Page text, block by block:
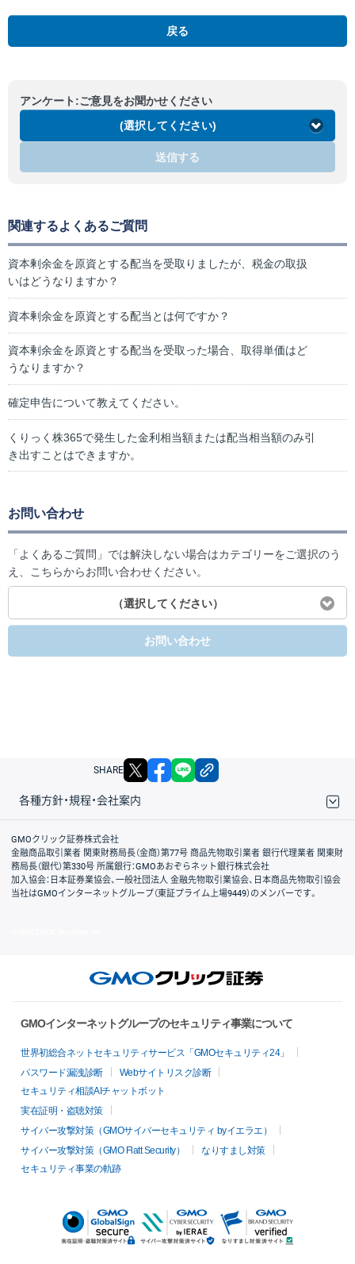
戻る
アンケート:ご意見をお聞かせください
(選択してください)
送信する
関連するよくあるご質問
資本剰余金を原資とする配当を受取りましたが、税金の取扱
いはどうなりますか？
資本剰余金を原資とする配当とは何ですか？
資本剰余金を原資とする配当を受取った場合、取得単価はど
うなりますか？
確定申告について教えてください。
くりっく株365で発生した金利相当額または配当相当額のみ引
き出すことはできますか。
お問い合わせ
「よくあるご質問」では解決しない場合はカテゴリーをご選択のう
え、こちらからお問い合わせください。
（選択してください）
お問い合わせ
SHARE X facebook
各種方針・規程・会社案内
取引規程・約款
サイトマップ
その他のご案内
個人情報保護方針
最良執行方針
サイトのご利用について
ディスクレイマー
信託保全
リスク説明
会社案内
GMOクリック証券株式会社
金融商品取引業者 関東財務局長（金商）第77号 商品先物取引業者 銀行代理業者 関東財
務局長（銀代）第330号 所属銀行：GMOあおぞらネット銀行株式会社
加入協会：日本証券業協会、一般社団法人 金融先物取引業協会、日本商品先物取引協会
当社はGMOインターネットグループ（東証プライム上場9449）のメンバーです。
GMOインターネットグループのセキュリティ事業について
世界初総合ネットセキュリティサービス「GMOセキュリティ24」
パスワード漏洩診断
Webサイトリスク診断
セキュリティ相談AIチャットボット
実在証明・盗聴対策
サイバー攻撃対策（GMOサイバーセキュリティ byイエラエ）
サイバー攻撃対策（GMO Flatt Security）
なりすまし対策
セキュリティ事業の軌跡